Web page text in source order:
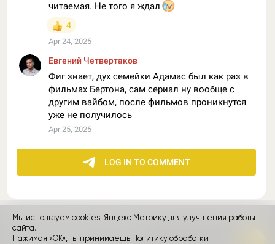
контакты
Мы используем cookies, Яндекс Метрику для улучшения работы
сайта.
Нажимая «ОК», ты принимаешь Политику обработки